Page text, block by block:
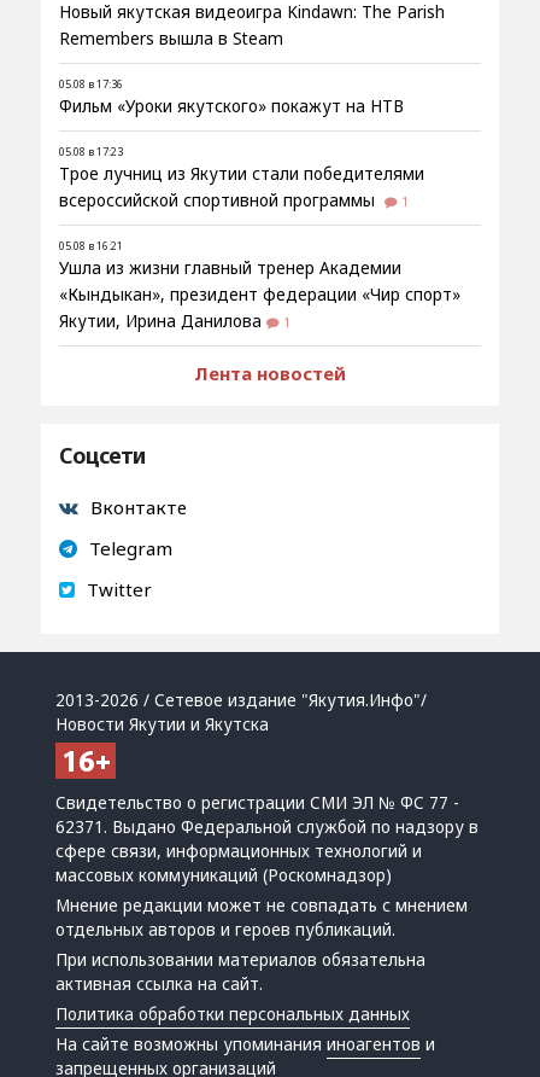
Новый якутская видеоигра Kindawn: The Parish
Remembers вышла в Steam
05.08 в 17:36
Фильм «Уроки якутского» покажут на НТВ
05.08 в 17:23
Трое лучниц из Якутии стали победителями
всероссийской спортивной программы
1
05.08 в 16:21
Ушла из жизни главный тренер Академии
«Кындыкан», президент федерации «Чир спорт»
Якутии, Ирина Данилова
1
Лента новостей
Соцсети
Вконтакте
Telegram
Twitter
2013-2026 / Сетевое издание "Якутия.Инфо"/
Новости Якутии и Якутска
Свидетельство о регистрации СМИ ЭЛ № ФС 77 -
62371. Выдано Федеральной службой по надзору в
сфере связи, информационных технологий и
массовых коммуникаций (Роскомнадзор)
Мнение редакции может не совпадать с мнением
отдельных авторов и героев публикаций.
При использовании материалов обязательна
активная ссылка на сайт.
Политика обработки персональных данных
На сайте возможны упоминанияиноагентов и
запрещенных организаций